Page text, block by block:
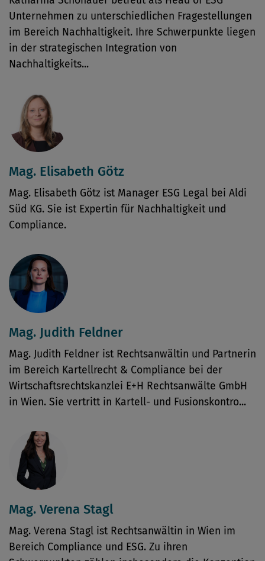
Unternehmen zu unterschiedlichen Fragestellungen
im Bereich Nachhaltigkeit. Ihre Schwerpunkte liegen
in der strategischen Integration von
Nachhaltigkeits...
Mag. Elisabeth Götz
Mag. Elisabeth Götz ist Manager ESG Legal bei Aldi
Süd KG. Sie ist Expertin für Nachhaltigkeit und
Compliance.
Mag. Judith Feldner
Mag. Judith Feldner ist Rechtsanwältin und Partnerin
im Bereich Kartellrecht & Compliance bei der
Wirtschaftsrechtskanzlei E+H Rechtsanwälte GmbH
in Wien. Sie vertritt in Kartell- und Fusionskontro...
Mag. Verena Stagl
Mag. Verena Stagl ist Rechtsanwältin in Wien im
Bereich Compliance und ESG. Zu ihren